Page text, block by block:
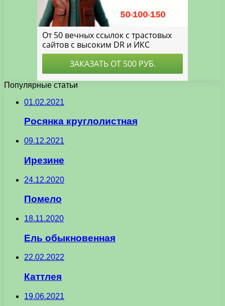
Популярные статьи
01.02.2021
Росянка круглолистная
09.12.2021
Ирезине
24.12.2020
Помело
18.11.2020
Ель обыкновенная
22.02.2022
Каттлея
19.06.2021